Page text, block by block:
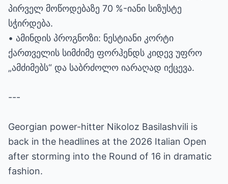
პირველ მოწოდებაზე 70 %-იანი სიზუსტე
სჭირდება.
• ამინდის პროგნოზი: ნესტიანი კორტი
ქართველის სიმძიმე ფორჰენდს კიდევ უფრო
„ამძიმებს“ და საბრძოლო იარაღად იქცევა.
---
Georgian power-hitter Nikoloz Basilashvili is
back in the headlines at the 2026 Italian Open
after storming into the Round of 16 in dramatic
fashion.